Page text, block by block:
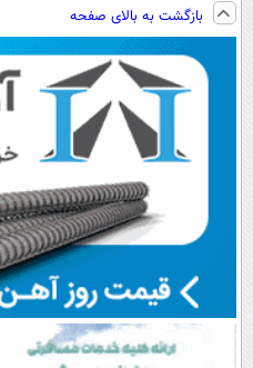
رایگان+پرداخت
اقساطی😍
بازگشت به بالای صفحه